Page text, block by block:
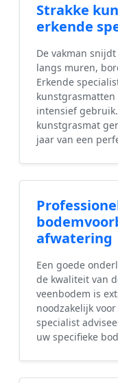
Strakke
erkende
De vakman
langs muren,
Erkende
intensief
kunstgrasmat
jaar van een
afwatering
Een goede
de kwaliteit van
veenbodem is
noodzakelijk
specialist
uw specifieke